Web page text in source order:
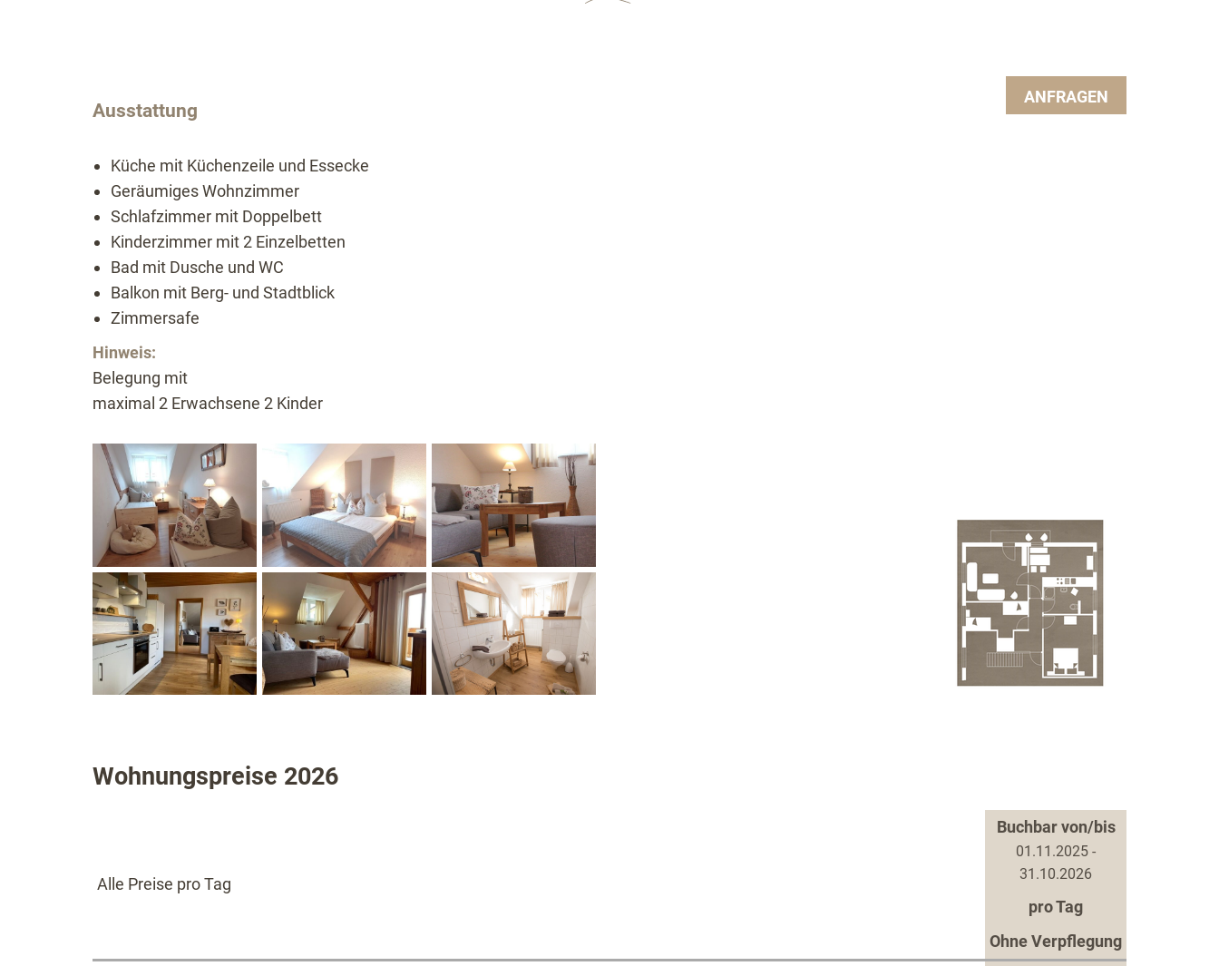
Ausstattung
Küche mit Küchenzeile und Essecke
Geräumiges Wohnzimmer
Schlafzimmer mit Doppelbett
Kinderzimmer mit 2 Einzelbetten
Bad mit Dusche und WC
Balkon mit Berg- und Stadtblick
Zimmersafe
Hinweis:
Belegung mit
maximal 2 Erwachsene 2 Kinder
ANFRAGEN
Wohnungspreise 2026
Alle Preise pro Tag
Buchbar von/bis
01.11.2025 -
31.10.2026
pro Tag
Ohne Verpflegung